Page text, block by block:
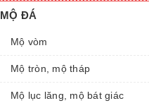
MỘ ĐÁ
Mộ vòm
Mộ tròn, mộ tháp
Mộ lục lăng, mộ bát giác